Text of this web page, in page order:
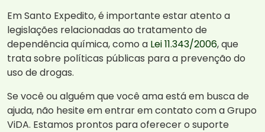
Em Santo Expedito, é importante estar atento a
legislações relacionadas ao tratamento de
dependência química, como a Lei 11.343/2006, que
trata sobre políticas públicas para a prevenção do
uso de drogas.
Se você ou alguém que você ama está em busca de
ajuda, não hesite em entrar em contato com a Grupo
ViDA. Estamos prontos para oferecer o suporte